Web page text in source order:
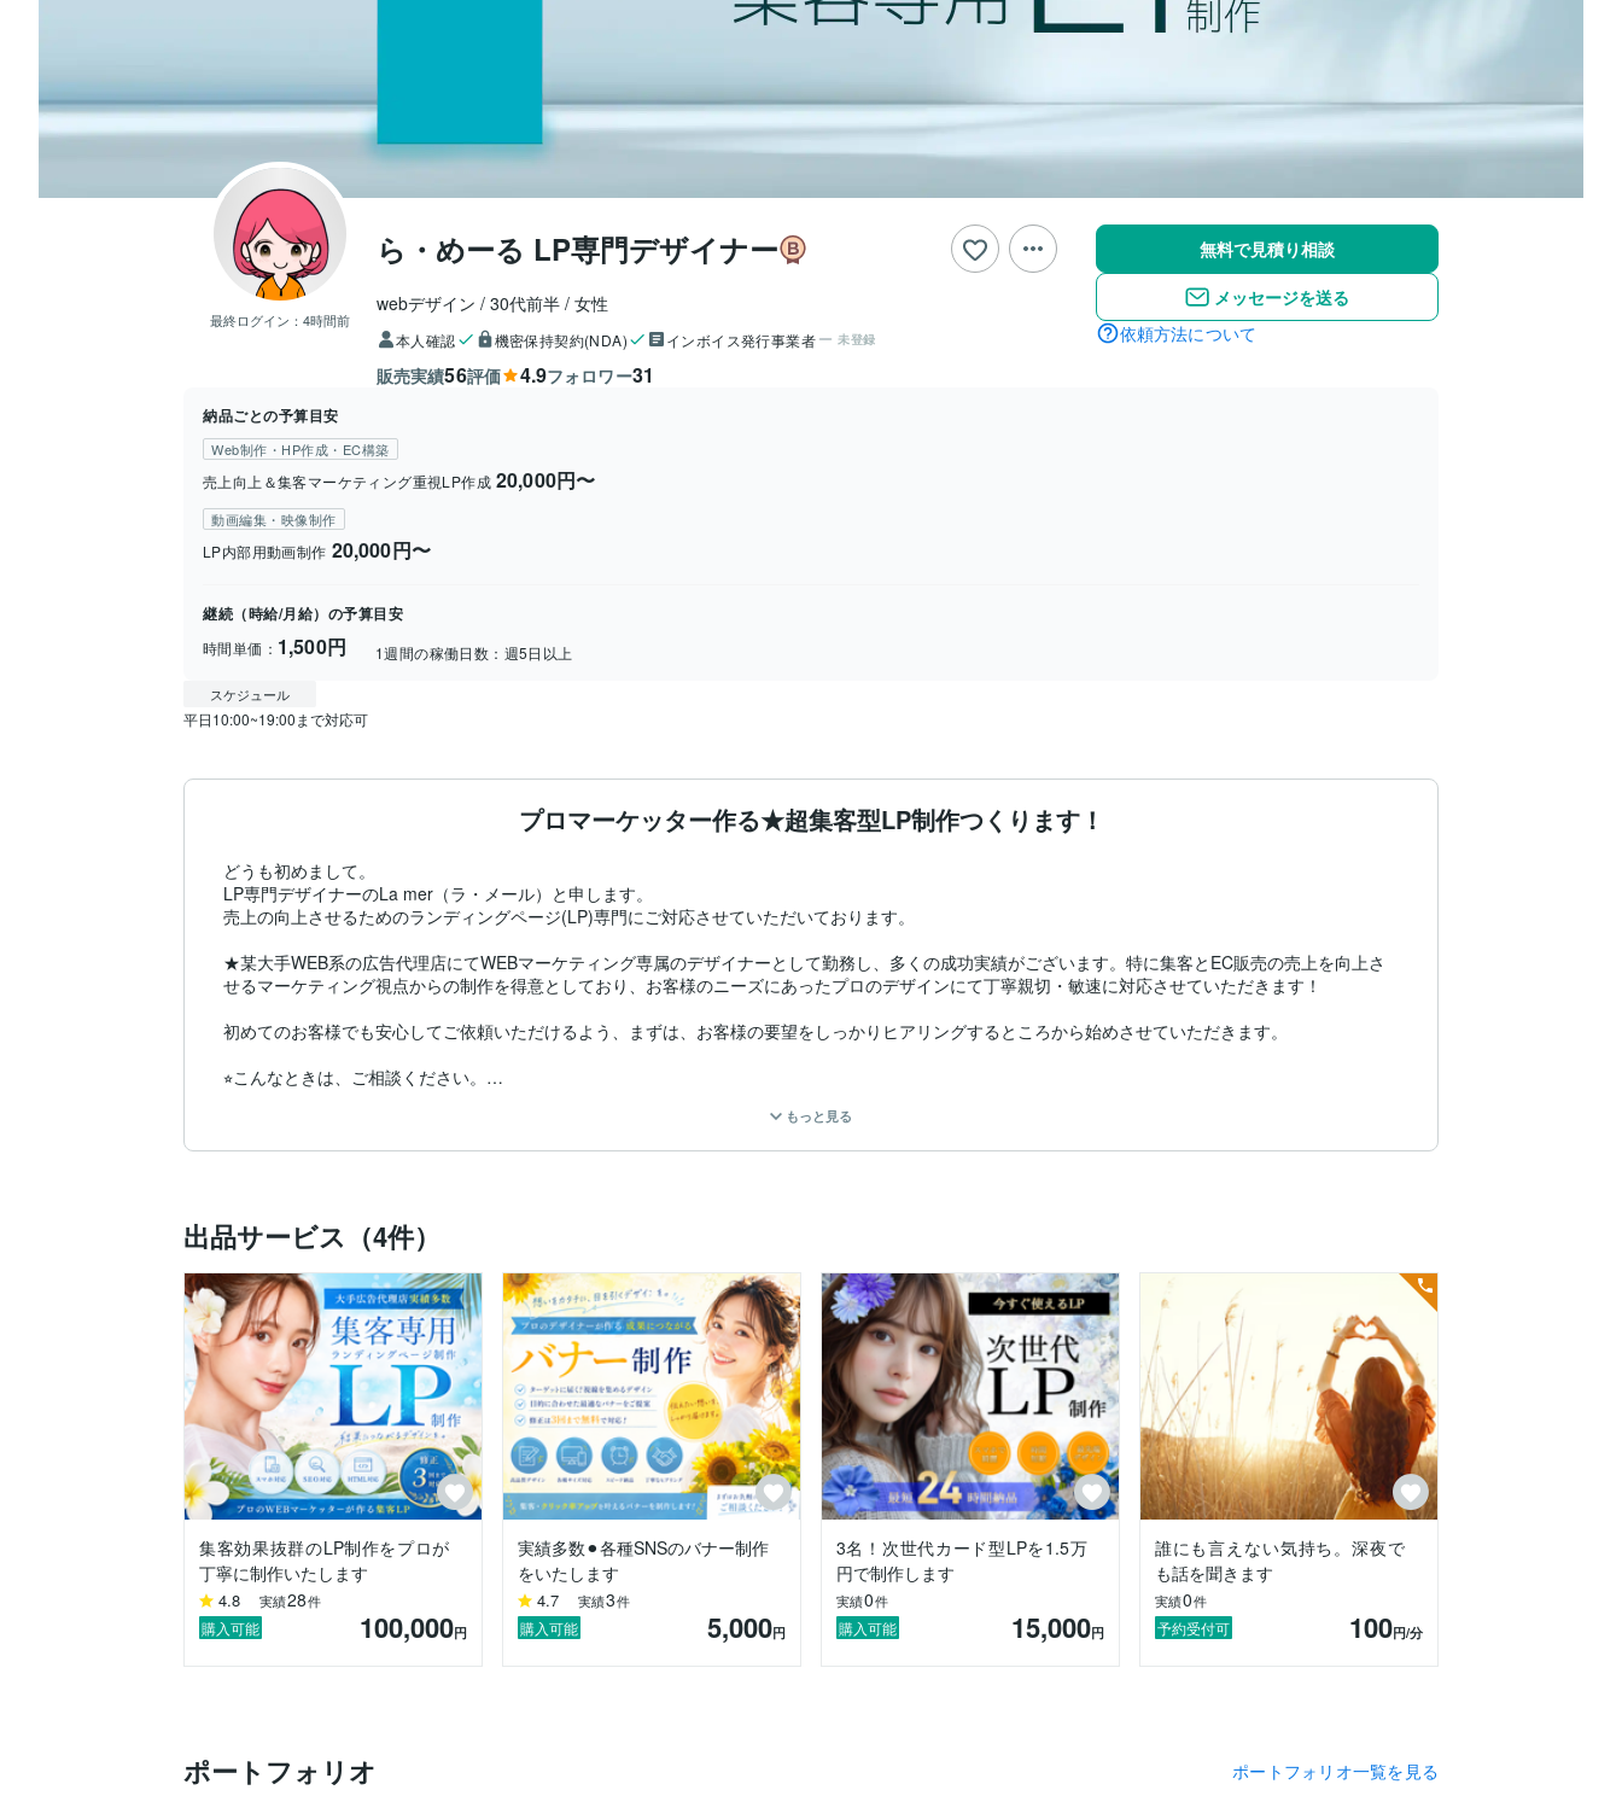
最終ログイン： 4時間前
ら・めーる LP専門デザイナー
webデザイン 30代前半 女性
本人確認 機密保持契約(NDA) インボイス発行事業者 未登録
販売実績56評価 4.9フォロワー31
無料で見積り相談
メッセージを送る
依頼方法について
納品ごとの予算目安
Web制作・HP作成・EC構築
売上向上＆集客マーケティング重視LP作成 20,000円〜
動画編集・映像制作
LP内部用動画制作 20,000円〜
継続（時給/月給）の予算目安
時間単価： 1,500円 1週間の稼働日数： 週5日以上
スケジュール
平日10:00~19:00まで対応可
プロマーケッター作る★超集客型LP制作つくります！
どうも初めまして。
LP専門デザイナーのLa mer（ラ・メール）と申します。
売上の向上させるためのランディングページ(LP)専門にご対応させていただいております。
★某大手WEB系の広告代理店にてWEBマーケティング専属のデザイナーとして勤務し、多くの成功実績がございます。特に集客とEC販売の売上を向上さ
せるマーケティング視点からの制作を得意としており、お客様のニーズにあったプロのデザインにて丁寧親切・敏速に対応させていただきます！
初めてのお客様でも安心してご依頼いただけるよう、まずは、お客様の要望をしっかりヒアリングするところから始めさせていただきます。
⭐︎こんなときは、ご相談ください。
・売上が上がるLP構成を考えてほしい！
実績と経験を活かし、集客＆売上に貢献するLPデザイン制作をプロがしっかりとご提供させていただきます。
もっと見る
出品サービス（4件）
集客効果抜群のLP制作をプロが
丁寧に制作いたします
4.8 実績28件
購入可能 100,000円
実績多数⚫︎各種SNSのバナー制作
をいたします
4.7 実績3件
購入可能 5,000円
3名！次世代カード型LPを1.5万
円で制作します
実績0件
購入可能 15,000円
誰にも言えない気持ち。深夜で
も話を聞きます
実績0件
予約受付可 100円/分
ポートフォリオ ポートフォリオ一覧を見る